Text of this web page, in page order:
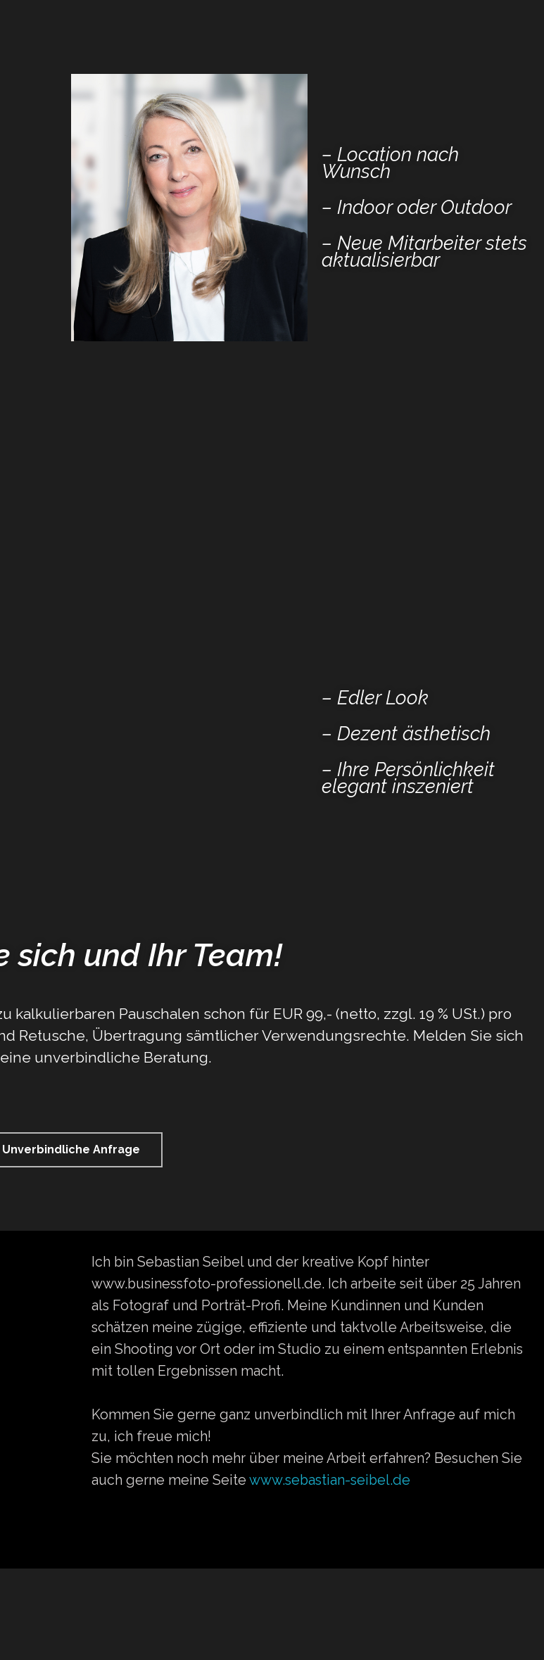
– Location nach
Wunsch
– Indoor oder Outdoor
– Neue Mitarbeiter stets
aktualisierbar
– Edler Look
– Dezent ästhetisch
– Ihre Persönlichkeit
elegant inszeniert
sich und Ihr Team!
Pauschalen schon für EUR 99,- (netto, zzgl. 19 % USt.) pro
Retusche, Übertragung sämtlicher Verwendungsrechte. Melden Sie sich
unverbindliche Beratung.
Unverbindliche Anfrage
Ich bin Sebastian Seibel und der kreative Kopf hinter
www.businessfoto-professionell.de. Ich arbeite seit über 25 Jahren
als Fotograf und Porträt-Profi. Meine Kundinnen und Kunden
schätzen meine zügige, effiziente und taktvolle Arbeitsweise, die
ein Shooting vor Ort oder im Studio zu einem entspannten Erlebnis
mit tollen Ergebnissen macht.
Kommen Sie gerne ganz unverbindlich mit Ihrer Anfrage auf mich
zu, ich freue mich!
Sie möchten noch mehr über meine Arbeit erfahren? Besuchen Sie
auch gerne meine Seitewww.sebastian-seibel.de